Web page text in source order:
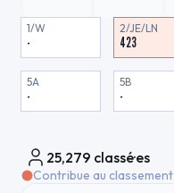
1/W
-
2/JE/LN
423
5A
-
5B
-
25,279 classé·es
Contribue au classement